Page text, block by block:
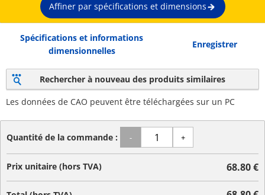
Affiner par spécifications et dimensions
Spécifications et informations
dimensionnelles
Enregistrer
Rechercher à nouveau des produits similaires
Les données de CAO peuvent être téléchargées sur un PC
Quantité de la commande : - +
Prix unitaire (hors TVA) 68.80 €